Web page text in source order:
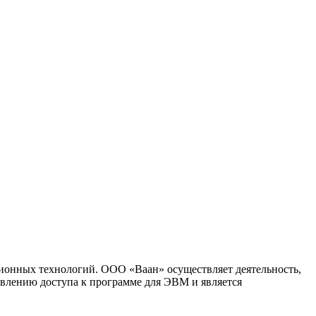
технологий. ООО «Ваан» осуществляет деятельность,
доступа к программе для ЭВМ и является